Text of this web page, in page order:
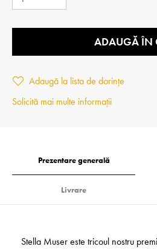
ADAUGĂ ÎN
Adaugă la lista de dorințe
Solicită mai multe informații
Prezentare generală
Livrare
Stella Muser este tricoul nostru